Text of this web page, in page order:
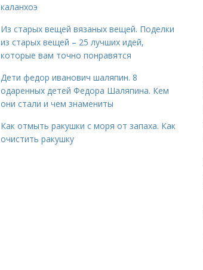
каланхоэ
Из старых вещей вязаных вещей. Поделки
из старых вещей – 25 лучших идей,
которые вам точно понравятся
Дети федор иванович шаляпин. 8
одаренных детей Федора Шаляпина. Кем
они стали и чем знамениты
Как отмыть ракушки с моря от запаха. Как
очистить ракушку